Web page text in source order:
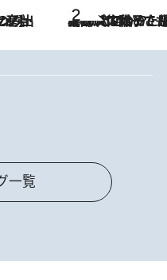
2026.8.5
【阿川佐和子さんの年とる力】なぜ70代で始めた趣味は“こんなに楽しい”のか？ ピアノ、俳句…スランプに陥っても続けられる“ある秘訣”とは
一覧